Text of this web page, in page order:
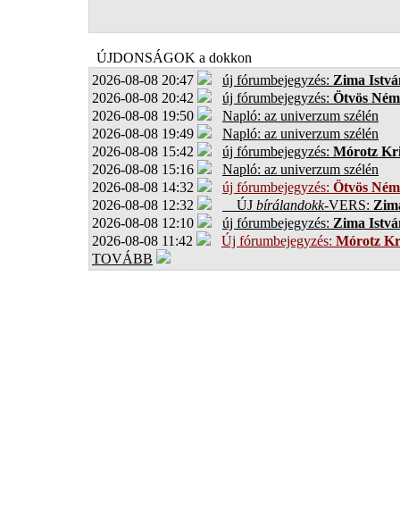
ÚJDONSÁGOK a dokkon
2026-08-08 20:47
új fórumbejegyzés: Zima
2026-08-08 20:42
új fórumbejegyzés: Ötvös
2026-08-08 19:50
Napló: az univerzum szélén
2026-08-08 19:49
Napló: az univerzum szélén
2026-08-08 15:42
új fórumbejegyzés: Mórotz
2026-08-08 15:16
Napló: az univerzum szélén
2026-08-08 14:32
új fórumbejegyzés: Ötvös
2026-08-08 12:32
ÚJ bírálandokk-VERS:
2026-08-08 12:10
új fórumbejegyzés: Zima
2026-08-08 11:42
Új fórumbejegyzés: Mórotz
TOVÁBB